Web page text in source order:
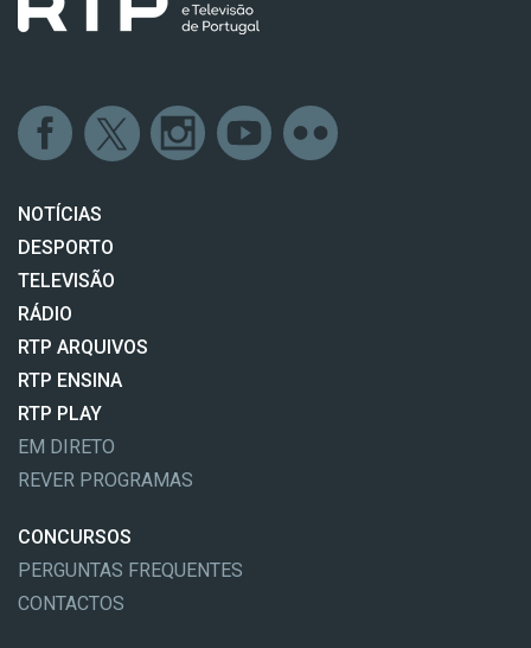
NOTÍCIAS
DESPORTO
TELEVISÃO
RÁDIO
RTP ARQUIVOS
RTP ENSINA
RTP PLAY
EM DIRETO
REVER PROGRAMAS
CONCURSOS
PERGUNTAS FREQUENTES
CONTACTOS